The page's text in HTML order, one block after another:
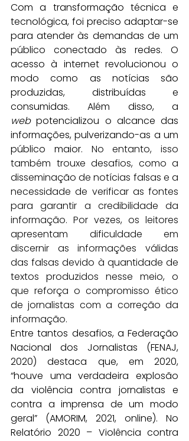
Com a transformação técnica e
tecnológica, foi preciso adaptar-se
para atender às demandas de um
público conectado às redes. O
acesso à internet revolucionou o
modo como as notícias são
produzidas, distribuídas e
web potencializou o alcance das
informações, pulverizando-as a um
público maior. No entanto, isso
também trouxe desafios, como a
disseminação de notícias falsas e a
necessidade de verificar as fontes
para garantir a credibilidade da
informação. Por vezes, os leitores
apresentam dificuldade em
discernir as informações válidas
das falsas devido à quantidade de
textos produzidos nesse meio, o
que reforça o compromisso ético
de jornalistas com a correção da
informação.
Entre tantos desafios, a Federação
Nacional dos Jornalistas (FENAJ,
2020) destaca que, em 2020,
“houve uma verdadeira explosão
da violência contra jornalistas e
contra a imprensa de um modo
geral” (AMORIM, 2021, online). No
Relatório 2020 – Violência contra